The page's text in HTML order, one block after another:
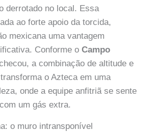
derrotado no local. Essa
ao forte apoio da torcida,
mexicana uma vantagem
Conforme oCampo
a combinação de altitude e
o Azteca em uma
onde a equipe anfitriã se sente
um gás extra.
o muro intransponível